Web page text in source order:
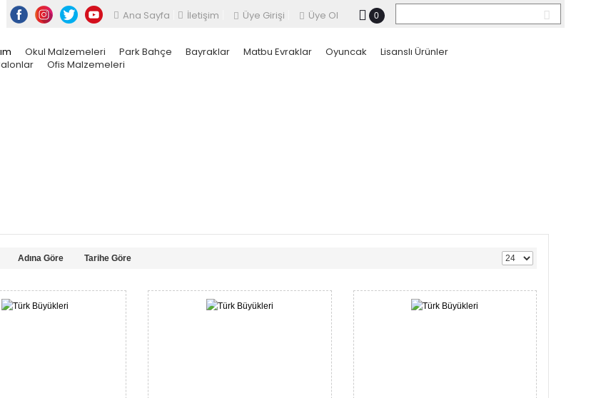
Ana Sayfa İletişim Üye Girişi Üye Ol 0
Okul Malzemeleri Park Bahçe Bayraklar Matbu Evraklar Oyuncak
Lisanslı Ürünler
Ofis Malzemeleri
Adına Göre Tarihe Göre